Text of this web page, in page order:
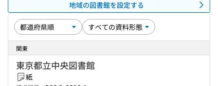
地域の図書館を設定する
関東
東京都立中央図書館
紙